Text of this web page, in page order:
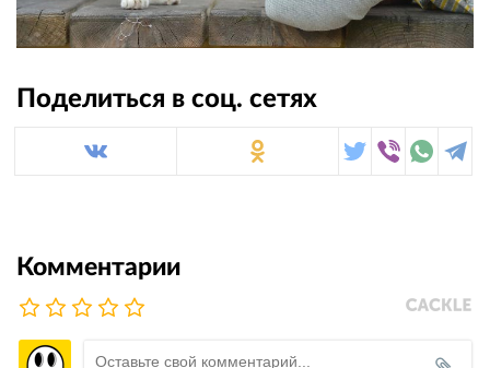
Поделиться в соц. сетях
Комментарии